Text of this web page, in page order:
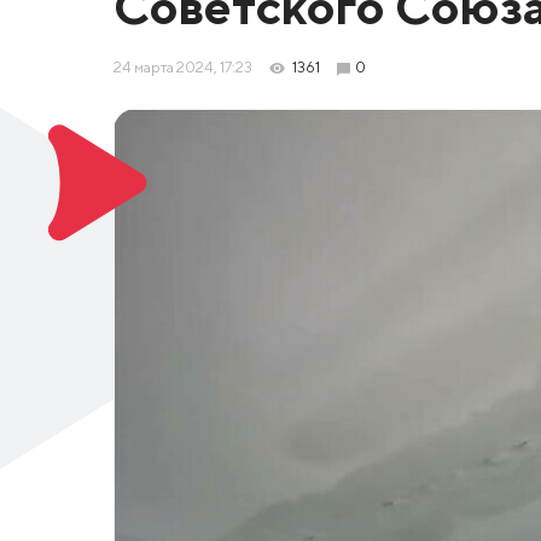
24 марта 2024, 17:23 1361 0